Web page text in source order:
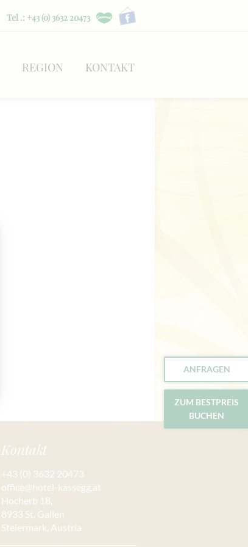
Tel .: +43 (0) 3632 20473
REGION KONTAKT
Kontakt
+43 (0) 3632 20473
office@hotel-kassegg.at
Hocherb 18,
8933 St. Gallen
Steiermark, Austria
ANFRAGEN
ZUM BESTPREIS
BUCHEN